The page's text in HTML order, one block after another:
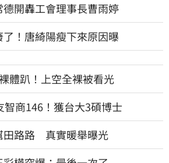
開轟工會理事長曹雨婷
！唐綺陽瘦下來原因曝
體趴！上空全裸被看光
智商146！獲台大3碩博士
田路路 真實暖舉曝光